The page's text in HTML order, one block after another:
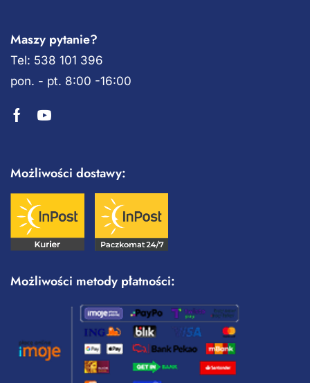
Maszy pytanie?
Tel: 538 101 396
pon. - pt. 8:00 -16:00
Możliwości dostawy:
Możliwości metody płatności: